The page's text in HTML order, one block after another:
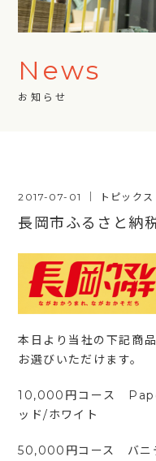
News
お知らせ
2017-07-01 トピックス
長岡市ふるさと納
本日より当社の下記商
お選びいただけます。
10,000円コース
ッド/ホワイト
50,000円コース バニ